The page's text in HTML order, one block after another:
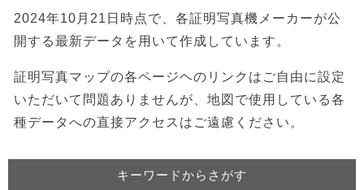
2024年10月21日時点で、各証明写真機メーカーが公
開する最新データを用いて作成しています。
証明写真マップの各ページヘのリンクはご自由に設定
いただいて問題ありませんが、地図で使用している各
種データへの直接アクセスはご遠慮ください。
キーワードからさがす